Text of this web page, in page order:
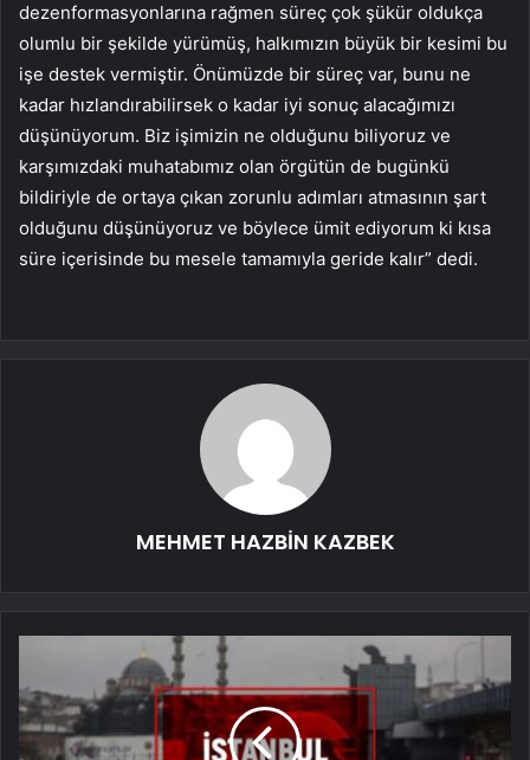
dezenformasyonlarına rağmen süreç çok şükür oldukça
olumlu bir şekilde yürümüş, halkımızın büyük bir kesimi bu
işe destek vermiştir. Önümüzde bir süreç var, bunu ne
kadar hızlandırabilirsek o kadar iyi sonuç alacağımızı
düşünüyorum. Biz işimizin ne olduğunu biliyoruz ve
karşımızdaki muhatabımız olan örgütün de bugünkü
bildiriyle de ortaya çıkan zorunlu adımları atmasının şart
olduğunu düşünüyoruz ve böylece ümit ediyorum ki kısa
süre içerisinde bu mesele tamamıyla geride kalır” dedi.
MEHMET HAZBİN KAZBEK